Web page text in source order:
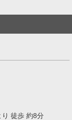
り 徒歩 約8分